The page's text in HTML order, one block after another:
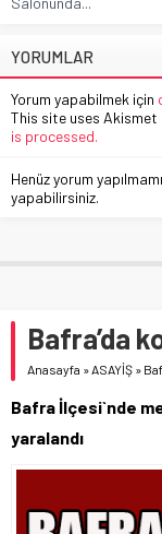
YORUMLAR
Yorum yapabilmek için
This site uses
is processed.
Henüz yorum
yapabilirsiniz.
Bafra’da
Anasayfa »ASAYİŞ »
Bafra İlçesi`nde
yaralandı